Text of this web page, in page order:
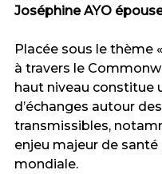
Joséphine AYO
‎Placée sous le thème
à travers le
haut niveau constitue
d’échanges autour
transmissibles,
enjeu majeur de santé
mondiale.